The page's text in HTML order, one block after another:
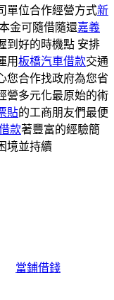
單位合作經營方式新
金可隨借隨還嘉義
到好的時機點 安排
用板橋汽車借款交通
您合作找政府為您省
營多元化最原始的術
貼的工商朋友們最便
款著豐富的經驗簡
境並持續
當鋪借錢